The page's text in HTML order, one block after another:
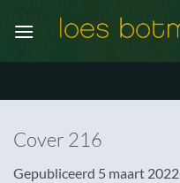
naar
Cover 216
Gepubliceerd 5 maart 2022